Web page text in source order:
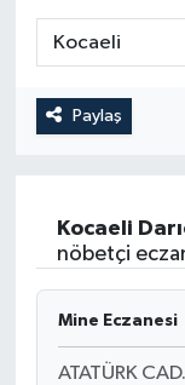
Paylaş
Kocaeli
nöbetçi
Mine Eczanesi
ATATÜRK